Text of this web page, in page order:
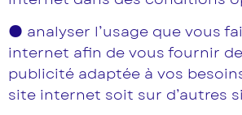
● analyser l’usage que vous
internet afin de vous fournir
publicité adaptée à vos
site internet soit sur d’autres